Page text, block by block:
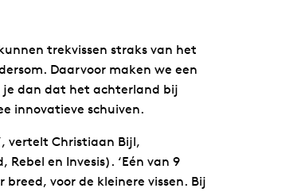
trekvissen straks van het
Daarvoor maken we een
je dan dat het achterland bij
innovatieve schuiven.
vertelt Christiaan Bijl,
en Invesis). ‘Eén van 9
voor de kleinere vissen. Bij